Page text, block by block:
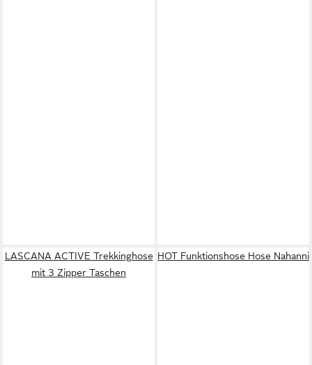
LASCANA ACTIVE Trekkinghose
mit 3 Zipper Taschen
HOT Funktionshose Hose Nahanni